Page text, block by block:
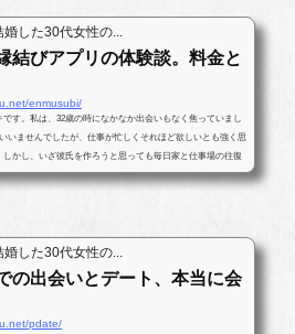
した30代女性の...
結びアプリの体験談。料金と
enmusubi/
す。私は、32歳の時になかなか出会いもなく焦っていまし
いませんでしたが、仕事が忙しくそれほど欲しいとも強く思
しかし、いざ彼氏を作ろうと思っても毎日家と仕事場の往復
かったのです...
した30代女性の...
の出会いとデート、本当に会
pdate/